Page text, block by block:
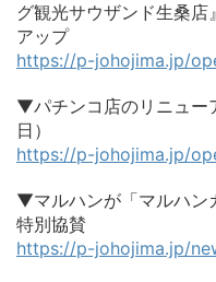
グ観光サウザンド生桑
アップ
https://p-johojima.jp/
▼パチンコ店のリニュー
日）
https://p-johojima.jp/
▼マルハンが「マルハン
特別協賛
https://p-johojima.jp/